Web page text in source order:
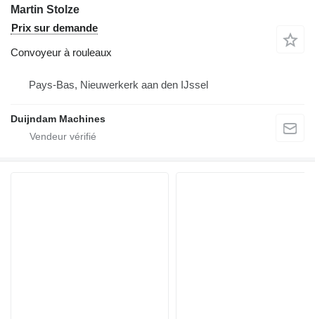
Martin Stolze
Prix sur demande
Convoyeur à rouleaux
Pays-Bas, Nieuwerkerk aan den IJssel
Duijndam Machines